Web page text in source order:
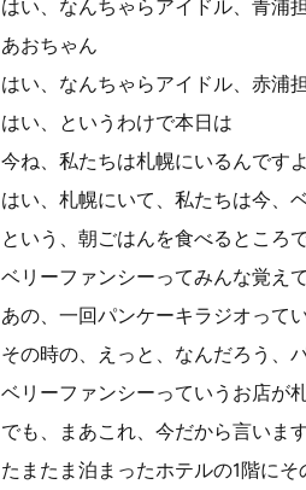
はい、なんちゃらアイドル、青浦
あおちゃん
はい、なんちゃらアイドル、赤浦
はい、というわけで本日は
今ね、私たちは札幌にいるんですよ
はい、札幌にいて、私たちは今、
という、朝ごはんを食べるところで
ベリーファンシーってみんな覚え
あの、一回パンケーキラジオって
その時の、えっと、なんだろう、
ベリーファンシーっていうお店が
でも、まあこれ、今だから言います
たまたま泊まったホテルの1階にそ